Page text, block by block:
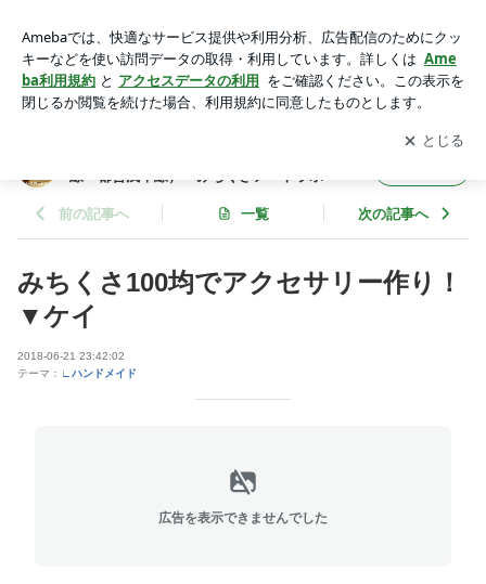
歩2分のカフェ＆教室（総武線・都営浅草線）～みちくさアー
トラボ～
アプリをダウンロードして ブログの更新通知
を受け取りまし
ょう。
開く
線・都営浅草線）～みちくさアートラボ～
前の記事へ 一覧 次の記事へ
みちくさ100均でアクセサリー作り！
▼ケイ
2018-06-21 23:42:02
テーマ： ∟ハンドメイド
広告を表示できませんでした